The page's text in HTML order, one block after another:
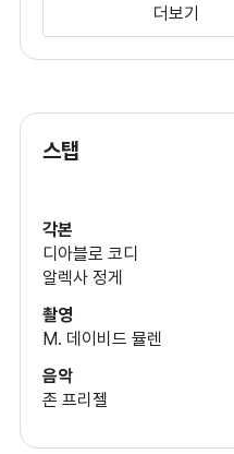
더보기
스탭
각본
디아블로 코디
알렉사 정게
촬영
M. 데이비드 뮬렌
음악
존 프리젤